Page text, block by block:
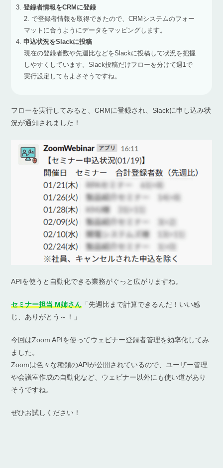
登録者情報をCRMに登録
2. で登録者情報を取得できたので、CRMシステムのフォー
マットに合うようにデータをマッピングします。
申込状況をSlackに投稿
現在の登録者数や先週比などをSlackに投稿して状況を把握
しやすくしています。Slack投稿だけフローを分けて週1で
実行設定してもよさそうですね。
フローを実行してみると、CRMに登録され、Slackに申し込み状
況が通知されました！
APIを使うと自動化できる業務がぐっと広がりますね。
セミナー担当 M姉さん 「先週比まで計算できるんだ！いい感
じ、ありがとう～！」
今回はZoom APIを使ってウェビナー登録者管理を効率化してみ
ました。
Zoomは色々な種類のAPIが公開されているので、ユーザー管理
や会議室作成の自動化など、ウェビナー以外にも使い道があり
そうですね。
ぜひお試しください！